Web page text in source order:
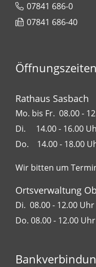
07841 686-0
07841 686-40
Öffnungszeiten
Rathaus Sasbach
Mo. bis Fr. 08.00 -
Di. 14.00 - 16.00
Do. 14.00 - 18.00
Wir bitten um
Ortsverwaltung
Di. 08.00 - 12.00 Uhr
Do. 08.00 - 12.00